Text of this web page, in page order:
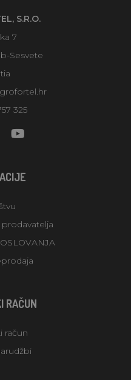
S.R.O.
7
Sesvete
325
RAČUN
račun